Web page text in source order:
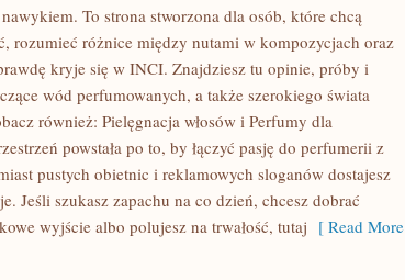
To strona stworzona dla osób, które chcą
rozumieć różnice między nutami w kompozycjach oraz
kryje się w INCI. Znajdziesz tu opinie, próby i
wód perfumowanych, a także szerokiego świata
również: Pielęgnacja włosów i Perfumy dla
powstała po to, by łączyć pasję do perfumerii z
pustych obietnic i reklamowych sloganów dostajesz
Jeśli szukasz zapachu na co dzień, chcesz dobrać
wyjście albo polujesz na trwałość, tutaj [ Read More